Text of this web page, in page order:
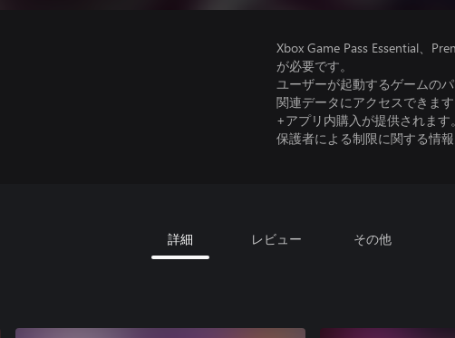
Xbox Game Pass Essential、
が必要です。
ユーザーが起動するゲームの
関連データにアクセスできます
+アプリ内購入が提供されます。
保護者による制限に関する情報
詳細 レビュー その他